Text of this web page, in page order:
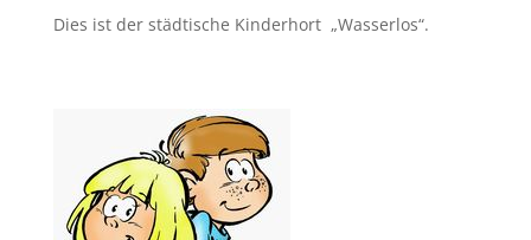
Dies ist der städtische Kinderhort „Wasserlos“.